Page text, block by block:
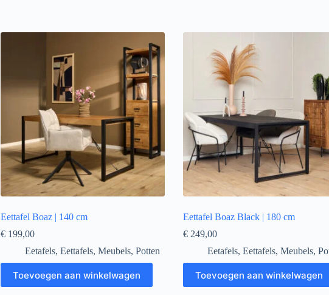
Eettafel Boaz | 140 cm
€199,00
Eetafels, Eettafels, Meubels, Potten
Toevoegen aan winkelwagen
Eettafel Boaz Black | 180 cm
€249,00
Eetafels, Eettafels, Meubels,
Toevoegen aan winkelwagen